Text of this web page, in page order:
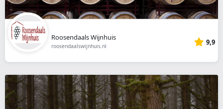
Roosendaals Wijnhuis
roosendaalswijnhuis.nl 9,9